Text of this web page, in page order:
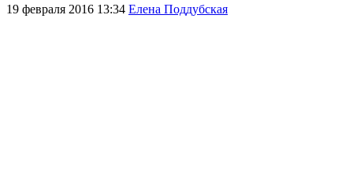
19 февраля 2016 13:34 Елена Поддубская